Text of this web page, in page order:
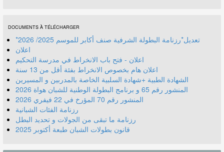
DOCUMENTS À TÉLÉCHARGER
*تعديل*رزنامة البطولة الشرفية صنف أكابر للموسم 2025/ 2026
اعلان
اعلان - فتح باب الانخراط في مدرسة التحكيم
اعلان هام بخصوص الانخراط بفئة أقل من 13 سنة
الشهادة الطبية +شهادة السلبية الخاصة بالمدربين و المسيرين
المنشور رقم 70 المؤرخ في 22 فيفري 2026
رزنامة الفئات الشبانية
رزنامة ما تبقى من الجولات و تحديد البطل
قانون بطولات الشبان طبعة أكتوبر 2025